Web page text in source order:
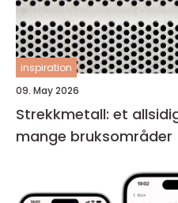
inspiration
09. May 2026
Strekkmetall: et
mange bruksområder